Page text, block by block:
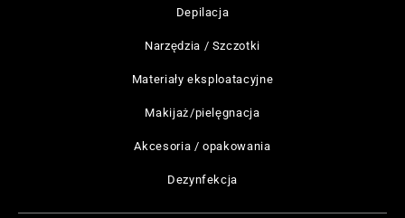
Depilacja
Narzędzia / Szczotki
Materiały eksploatacyjne
Makijaż/pielęgnacja
Akcesoria / opakowania
Dezynfekcja